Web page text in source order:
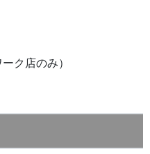
ク店のみ）